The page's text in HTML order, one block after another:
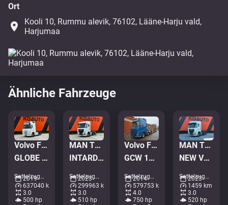
Ort
place
Kooli 10, Rummu alevik, 76102, Lääne-Harju vald,
Harjumaa
Ähnliche Fahrzeuge
Volvo FH 500 6x2
GLOBE XL / RETARDER / DOUBLE BOGIE
Sattelzugmaschinen • M635-9922
2019
637040 km
3.0
500 hp
MAN TGX 28.510 6x2
INTARDER / DOUBLE BOGIE
Sattelzugmaschinen • M548-3568
2023
299963 km
3.0
510 hp
Volvo FH 16 750 8x4
GCW 142 ton / GLOBE XL / RETARDER / HYDRAULICS / SET WITH VANG 107900.-
Sattelzugmaschinen • M517-6753
2014
579753 km
4.0
750 hp
MAN TGX 28.520 6x2
NEW VEHICLE ! / GX CAB / INTARDER / DOUBLE BOGIE
Sattelzugmaschinen • M521-6765
2023
1459 km
3.0
520 hp